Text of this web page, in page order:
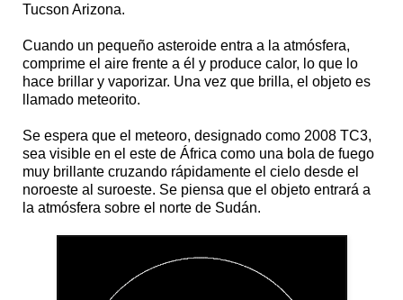
Tucson Arizona.
Cuando un pequeño asteroide entra a la atmósfera,
comprime el aire frente a él y produce calor, lo que lo
hace brillar y vaporizar. Una vez que brilla, el objeto es
llamado meteorito.
Se espera que el meteoro, designado como 2008 TC3,
sea visible en el este de África como una bola de fuego
muy brillante cruzando rápidamente el cielo desde el
noroeste al suroeste. Se piensa que el objeto entrará a
la atmósfera sobre el norte de Sudán.